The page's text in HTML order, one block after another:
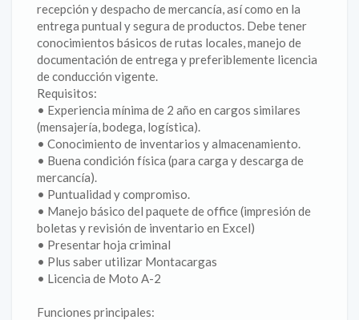
recepción y despacho de mercancía, así como en la
entrega puntual y segura de productos. Debe tener
conocimientos básicos de rutas locales, manejo de
documentación de entrega y preferiblemente licencia
de conducción vigente.
Requisitos:
• Experiencia mínima de 2 año en cargos similares
(mensajería, bodega, logística).
• Conocimiento de inventarios y almacenamiento.
• Buena condición física (para carga y descarga de
mercancía).
• Puntualidad y compromiso.
• Manejo básico del paquete de office (impresión de
boletas y revisión de inventario en Excel)
• Presentar hoja criminal
• Plus saber utilizar Montacargas
• Licencia de Moto A-2
Funciones principales: